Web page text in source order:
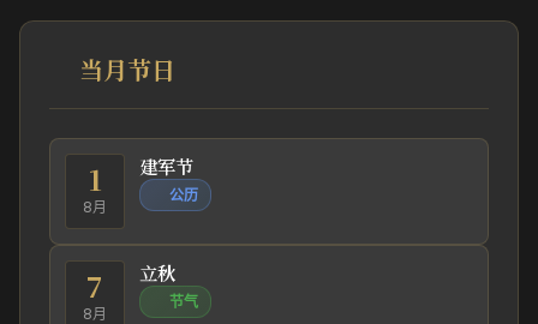
当月节日
1
8月
建军节
公历
7
8月
立秋
节气